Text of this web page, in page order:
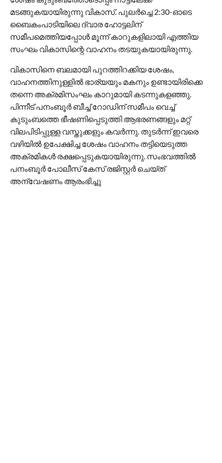
മടങ്ങുകയായിരുന്നു വികാസ്. പുലർച്ചെ 2:30-ഓടെ
ബൈകംപാടിയിലെ ദ്വാര ഹോട്ടലിന്
സമീപമെത്തിയപ്പോൾ മൂന്ന് കാറുകളിലായി എത്തിയ
സംഘം വികാസിന്റെ വാഹനം തടയുകയായിരുന്നു.
വികാസിനെ ബലമായി പുറത്തിറക്കിയ ശേഷം,
വാഹനത്തിനുള്ളിൽ ഭാര്യയും മകനും ഉണ്ടായിരിക്കെ
തന്നെ അക്രമിസംഘം കാറുമായി കടന്നുകളഞ്ഞു.
പിന്നീട് പനംബൂർ ബീച്ച് റോഡിന് സമീപം വെച്ച്
കുടുംബത്തെ ഭീഷണിപ്പെടുത്തി ആഭരണങ്ങളും മറ്റ്
വിലപിടിപ്പുള്ള വസ്തുക്കളും കവർന്നു. തുടർന്ന് ഇവരെ
വഴിയിൽ ഉപേക്ഷിച്ച ശേഷം വാഹനം തട്ടിയെടുത്ത
അക്രമികൾ രക്ഷപ്പെടുകയായിരുന്നു. സംഭവത്തിൽ
പനംബൂർ പോലീസ് കേസ് രജിസ്റ്റർ ചെയ്ത്
അന്വേഷണം ആരംഭിച്ചു